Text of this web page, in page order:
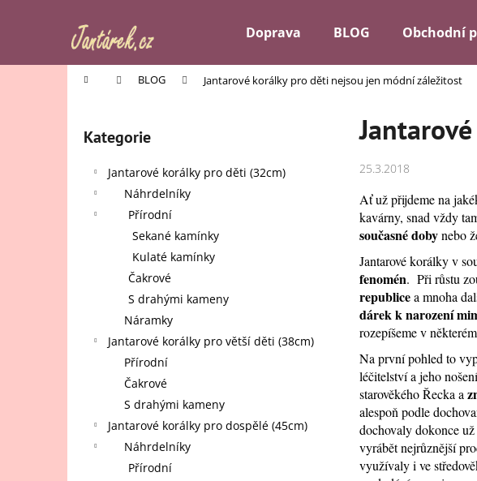
Doprava BLOG Obchodní
Domů BLOG Jantarové korálky pro děti nejsou jen módní záležitost
Přeskočit
kategorie
Kategorie
Jantarové korálky pro děti (32cm)
Náhrdelníky
Přírodní
Sekané kamínky
Kulaté kamínky
Čakrové
S drahými kameny
Náramky
Jantarové korálky pro větší děti (38cm)
Přírodní
Čakrové
S drahými kameny
Jantarové korálky pro dospělé (45cm)
Náhrdelníky
Přírodní
25.3.2018
Ať už přijdeme na
kavárny, snad vždy
současné dobynebo
Jantarové korálky v
fenomén. Při růstu
republicea mnoha
dárek k narození
rozepíšeme v
Na první pohled to
léčitelství a jeho
starověkého Řecka a
alespoň podle
dochovaly dokonce už
vyrábět nejrůznější
využívaly i ve
í
Zpět
do
Zpět
do
Co
JANTAROVÝ NÁRAMEK PRO DOSPĚLÉ -
KULATÝ RUBÍNOVÝ JANTAR, LÁVA,
JANTAROVÉ
JANTAROVÉ A
410 Kč